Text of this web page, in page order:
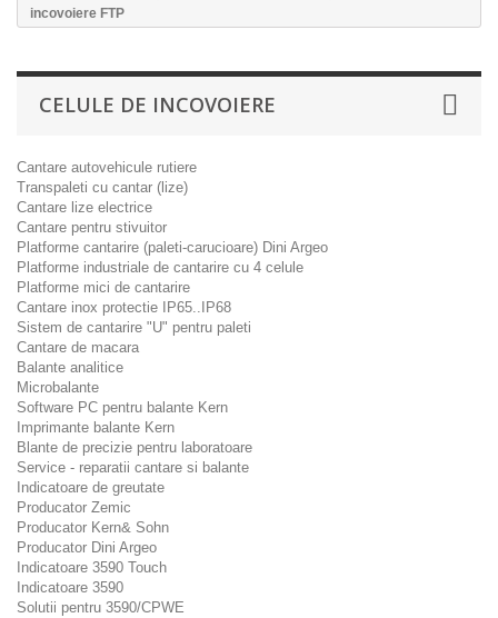
incovoiere FTP
CELULE DE INCOVOIERE
Cantare autovehicule rutiere
Transpaleti cu cantar (lize)
Cantare lize electrice
Cantare pentru stivuitor
Platforme cantarire (paleti-carucioare) Dini Argeo
Platforme industriale de cantarire cu 4 celule
Platforme mici de cantarire
Cantare inox protectie IP65..IP68
Sistem de cantarire "U" pentru paleti
Cantare de macara
Balante analitice
Microbalante
Software PC pentru balante Kern
Imprimante balante Kern
Blante de precizie pentru laboratoare
Service - reparatii cantare si balante
Indicatoare de greutate
Producator Zemic
Producator Kern& Sohn
Producator Dini Argeo
Indicatoare 3590 Touch
Indicatoare 3590
Solutii pentru 3590/CPWE